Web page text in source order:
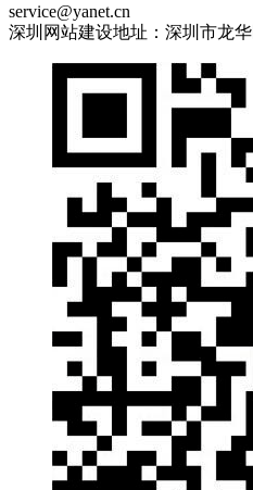
service@yanet.cn
深圳网站建设地址：深圳市龙